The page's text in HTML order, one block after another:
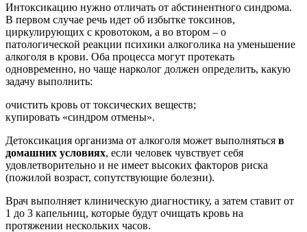
Интоксикацию нужно отличать от абстинентного синдрома.
В первом случае речь идет об избытке токсинов,
циркулирующих с кровотоком, а во втором – о
патологической реакции психики алкоголика на уменьшение
алкоголя в крови. Оба процесса могут протекать
одновременно, но чаще нарколог должен определить, какую
задачу выполнить:
очистить кровь от токсических веществ;
купировать «синдром отмены».
Детоксикация организма от алкоголя может выполняться в
домашних условиях, если человек чувствует себя
удовлетворительно и не имеет высоких факторов риска
(пожилой возраст, сопутствующие болезни).
Врач выполняет клиническую диагностику, а затем ставит от
1 до 3 капельниц, которые будут очищать кровь на
протяжении нескольких часов.